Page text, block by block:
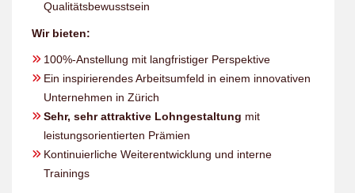
Qualitätsbewusstsein
Wir bieten:
100%-Anstellung mit langfristiger Perspektive
Ein inspirierendes Arbeitsumfeld in einem innovativen
Unternehmen in Zürich
Sehr, sehr attraktive Lohngestaltung mit
leistungsorientierten Prämien
Kontinuierliche Weiterentwicklung und interne
Trainings